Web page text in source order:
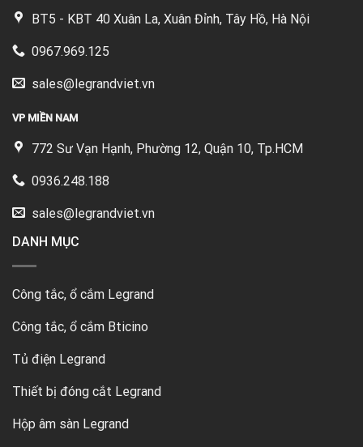
BT5 - KBT 40 Xuân La, Xuân Đỉnh, Tây Hồ, Hà Nội
0967.969.125
sales@legrandviet.vn
VP MIỀN NAM
772 Sư Vạn Hạnh, Phường 12, Quận 10, Tp.HCM
0936.248.188
sales@legrandviet.vn
DANH MỤC
Công tắc, ổ cắm Legrand
Công tắc, ổ cắm Bticino
Tủ điện Legrand
Thiết bị đóng cắt Legrand
Hộp âm sàn Legrand